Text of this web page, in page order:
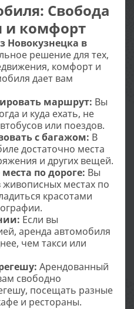
Свобода
и комфорт
Новокузнецка в
решение для тех,
комфорт и
дает вам
маршрут: Вы
и куда ехать, не
или поездов.
с багажом: В
достаточно места
и других вещей.
по дороге: Вы
местах по
красотами
Если вы
аренда автомобиля
чем такси или
Арендованный
свободно
посещать разные
и рестораны.